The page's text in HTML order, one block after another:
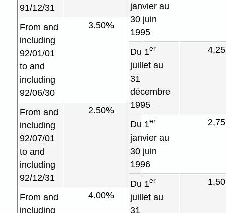
91/12/31
From and
including
92/01/01
to and
including
92/06/30
3.50%
From and
including
92/07/01
to and
including
92/12/31
2.50%
From and
including
4.00%
janvier au
30 juin
1995
Du 1er
juillet au
31
décembre
1995
Du 1er
janvier au
30 juin
1996
Du 1er
juillet au
31